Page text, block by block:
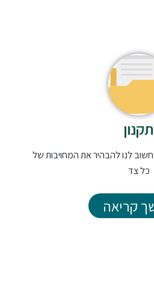
תקנון
לנו להבהיר את המחויבות של
כל צד
קריאה